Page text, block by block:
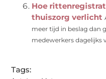
Hoe
thuiszorg verlicht
meer tijd in beslag dan
medewerkers dagelijks
Tags: